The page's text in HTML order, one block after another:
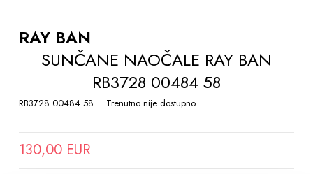
THE
BEGINNING
GALLERY
RAY BAN
SUNČANE NAOČALE RAY BAN
RB3728 00484 58
RB3728 00484 58 Trenutno nije dostupno
130,00 EUR